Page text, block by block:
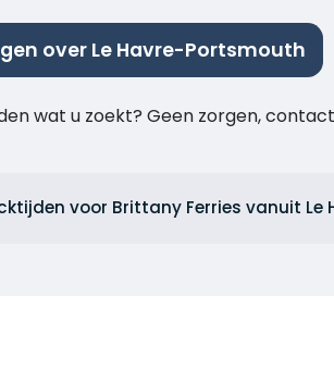
over Le Havre-Portsmouth
wat u zoekt? Geen zorgen,
voor Brittany Ferries vanuit Le